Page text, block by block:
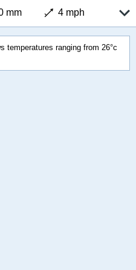
mm 4 mph
temperatures ranging from 26°c